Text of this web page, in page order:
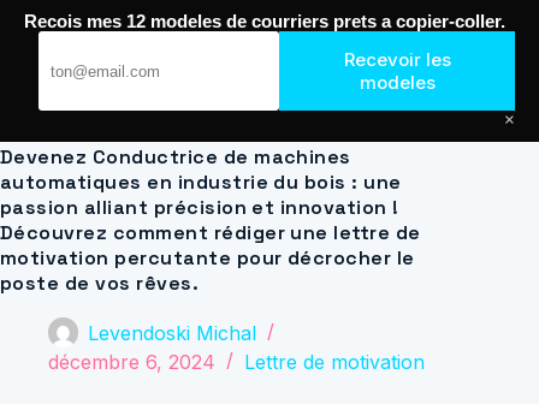
Passer
Devenez Conductrice de machines
automatiques en industrie du bois : une
passion alliant précision et innovation !
Découvrez comment rédiger une lettre de
motivation percutante pour décrocher le
poste de vos rêves.
Levendoski Michal
décembre 6, 2024
Lettre de motivation
Recois mes 12 modeles de courriers prets a copier-coller.
Recevoir les
modeles
×